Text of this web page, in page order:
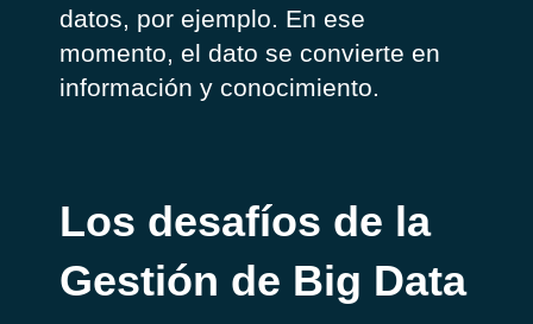
datos, por ejemplo. En ese
momento, el dato se convierte en
información y conocimiento.
Los desafíos de la
Gestión de Big Data